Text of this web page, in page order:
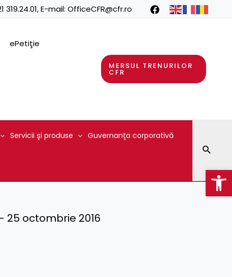
319.24.01, E-mail: OfficeCFR@cfr.ro
ePetiţie
MERSUL TRENURILOR
CFR
Servicii şi produse Guvernanţa corporativă
25 octombrie 2016